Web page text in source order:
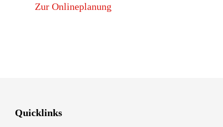
Zur Onlineplanung
Quicklinks